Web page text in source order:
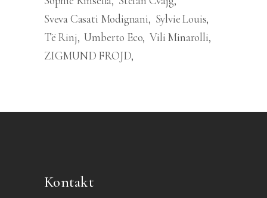
Sveva Casati Modignani
Sylvie Louis
Të Rinj Umberto Eco Vili Minarolli
ZIGMUND FROJD
Kontakt